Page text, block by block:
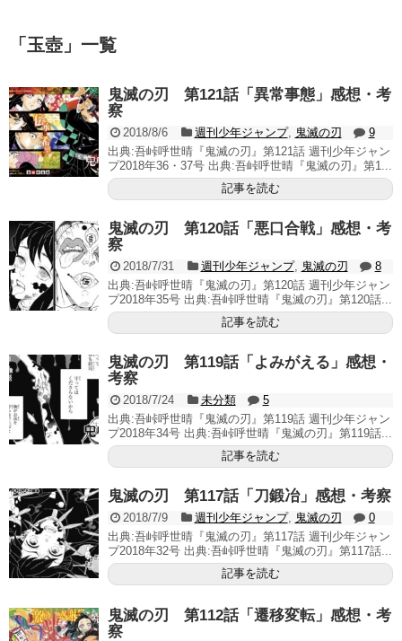
「 玉壺 」 一覧
鬼滅の刃 第121話「異常事態」感想・考
察
2018/8/6 週刊少年ジャンプ, 鬼滅の刃
9
出典:吾峠呼世晴『鬼滅の刃』第121話 週刊少年ジャン
プ2018年36・37号 出典:吾峠呼世晴『鬼滅の刃』第1...
記事を読む
鬼滅の刃 第120話「悪口合戦」感想・考
察
2018/7/31 週刊少年ジャンプ, 鬼滅の刃
8
出典:吾峠呼世晴『鬼滅の刃』第120話 週刊少年ジャン
プ2018年35号 出典:吾峠呼世晴『鬼滅の刃』第120話...
記事を読む
鬼滅の刃 第119話「よみがえる」感想・
考察
2018/7/24 未分類
5
出典:吾峠呼世晴『鬼滅の刃』第119話 週刊少年ジャン
プ2018年34号 出典:吾峠呼世晴『鬼滅の刃』第119話...
記事を読む
鬼滅の刃 第117話「刀鍛冶」感想・考察
2018/7/9 週刊少年ジャンプ, 鬼滅の刃
0
出典:吾峠呼世晴『鬼滅の刃』第117話 週刊少年ジャン
プ2018年32号 出典:吾峠呼世晴『鬼滅の刃』第117話...
記事を読む
鬼滅の刃 第112話「遷移変転」感想・考
察